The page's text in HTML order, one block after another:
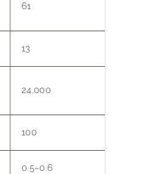
61
13
24,000
100
0.5~0.6